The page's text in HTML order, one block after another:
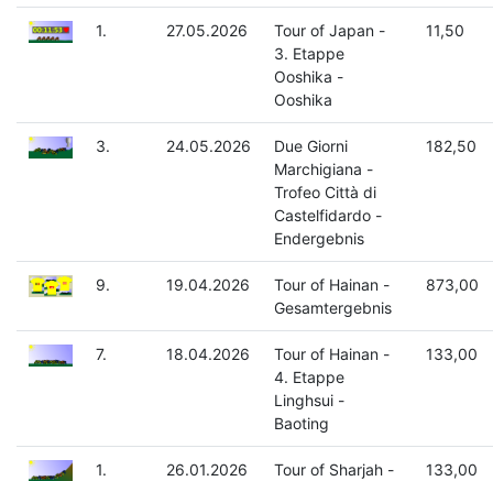
1. 27.05.2026
Tour of Japan -
3. Etappe
Ooshika -
Ooshika
11,50
3. 24.05.2026
Due Giorni
Marchigiana -
Trofeo Città di
Castelfidardo -
Endergebnis
182,50
9. 19.04.2026
Tour of Hainan -
Gesamtergebnis
873,00
7. 18.04.2026
Tour of Hainan -
4. Etappe
Linghsui -
Baoting
133,00
1. 26.01.2026
Tour of Sharjah -
133,00